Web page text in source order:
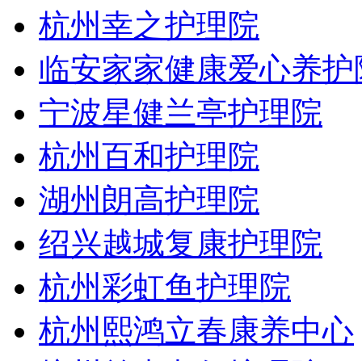
杭州幸之护理院
临安家家健康爱心养护
宁波星健兰亭护理院
杭州百和护理院
湖州朗高护理院
绍兴越城复康护理院
杭州彩虹鱼护理院
杭州熙鸿立春康养中心